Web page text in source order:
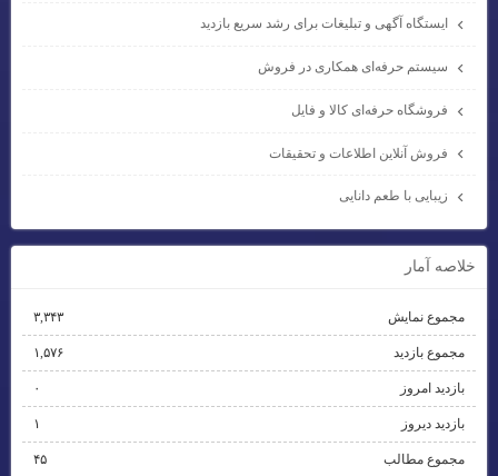
ایستگاه آگهی و تبلیغات برای رشد سریع بازدید
سیستم حرفه‌ای همکاری در فروش
فروشگاه حرفه‌ای کالا و فایل
فروش آنلاین اطلاعات و تحقیقات
زیبایی با طعم دانایی
خلاصه آمار
مجموع نمایش‌ ۳,۳۴۳
مجموع بازدید ۱,۵۷۶
بازدید امروز
بازدید دیروز
مجموع مطالب ۴۵